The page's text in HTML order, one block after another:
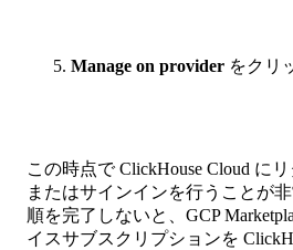
Manage on provider をクリ
この時点で ClickHouse Cloud に
またはサインインを行うことが
順を完了しないと、GCP
イスサブスクリプションを